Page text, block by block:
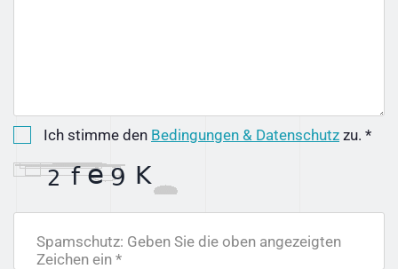
Ich stimme den Bedingungen & Datenschutz zu. *
Spamschutz: Geben Sie die oben angezeigten
Zeichen ein *